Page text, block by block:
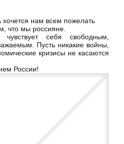
хочется нам всем пожелать
что мы россияне.
себя свободным,
Пусть никакие войны,
кризисы не касаются
России!